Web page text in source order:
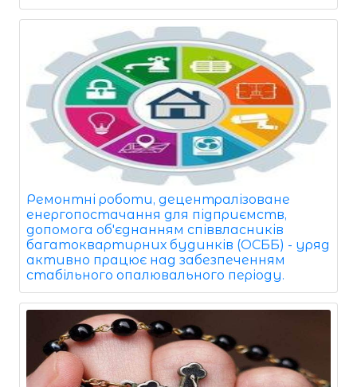
Ремонтні роботи, децентралізоване
енергопостачання для підприємств,
допомога об'єднанням співвласників
багатоквартирних будинків (ОСББ) - уряд
активно працює над забезпеченням
стабільного опалювального періоду.